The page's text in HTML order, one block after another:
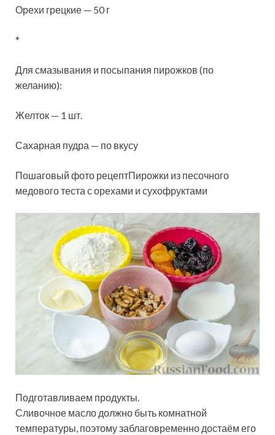
Орехи грецкие — 50 г
*
Для смазывания и посыпания пирожков (по
желанию):
Желток — 1 шт.
Сахарная пудра — по вкусу
Пошаговый фото рецептПирожки из песочного
медового теста с орехами и сухофруктами
Подготавливаем продукты.
Сливочное масло должно быть комнатной
температуры, поэтому заблаговременно достаём его